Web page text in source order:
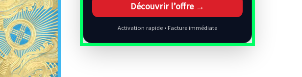
Découvrir l’offre →
Activation rapide • Facture immédiate